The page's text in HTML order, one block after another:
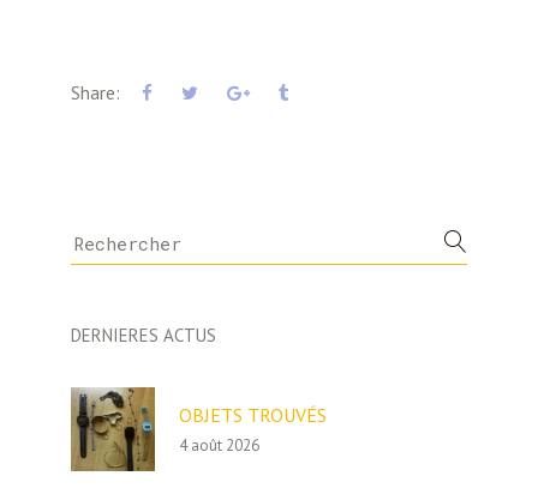
Share:
Search
for:
DERNIERES ACTUS
OBJETS TROUVÉS
4 août 2026